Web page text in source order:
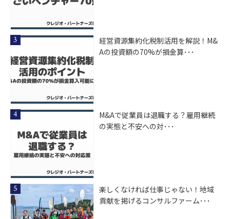
経営資源集約化税制活用を解説！M&
Aの投資額の70%が損金算･･･
M&Aで従業員は退職する？雇用継続
の実態と不安への対･･･
楽しくなければ仕事じゃない！地域
貢献を掲げるコンサルファーム･･･